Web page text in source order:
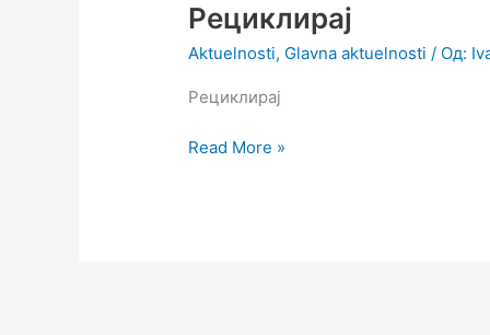
Рециклирај
Aktuelnosti, Glavna aktuelnosti / Од:
Рециклирај
Read More »